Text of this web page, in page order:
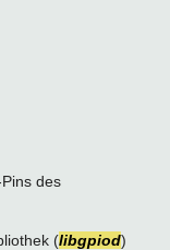
des
(libgpiod)